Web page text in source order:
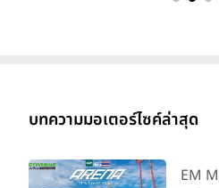
บทความมอเตอร์ไซค์ล่าสุด
EM